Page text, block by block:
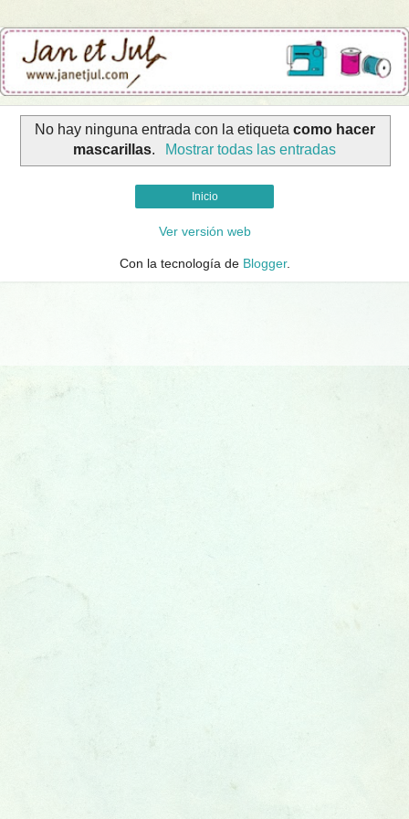
No hay ninguna entrada con la etiqueta como hacer
mascarillas. Mostrar todas las entradas
Inicio
Ver versión web
Con la tecnología de Blogger.